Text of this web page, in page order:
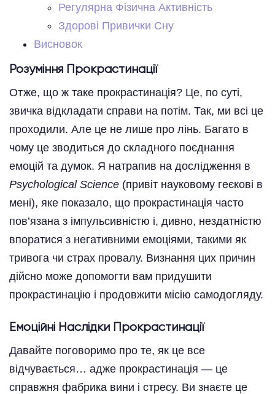
Регулярна Фізична Активність
Здорові Привички Сну
Висновок
Розуміння Прокрастинації
Отже, що ж таке прокрастинація? Це, по суті,
звичка відкладати справи на потім. Так, ми всі це
проходили. Але це не лише про лінь. Багато в
чому це зводиться до складного поєднання
емоцій та думок. Я натрапив на дослідження в
Psychological Science (привіт науковому геєкові в
мені), яке показало, що прокрастинація часто
пов’язана з імпульсивністю і, дивно, нездатністю
впоратися з негативними емоціями, такими як
тривога чи страх провалу. Визнання цих причин
дійсно може допомогти вам придушити
прокрастинацію і продовжити місію самодогляду.
Емоційні Наслідки Прокрастинації
Давайте поговоримо про те, як це все
відчувається… адже прокрастинація — це
справжня фабрика вини і стресу. Ви знаєте це